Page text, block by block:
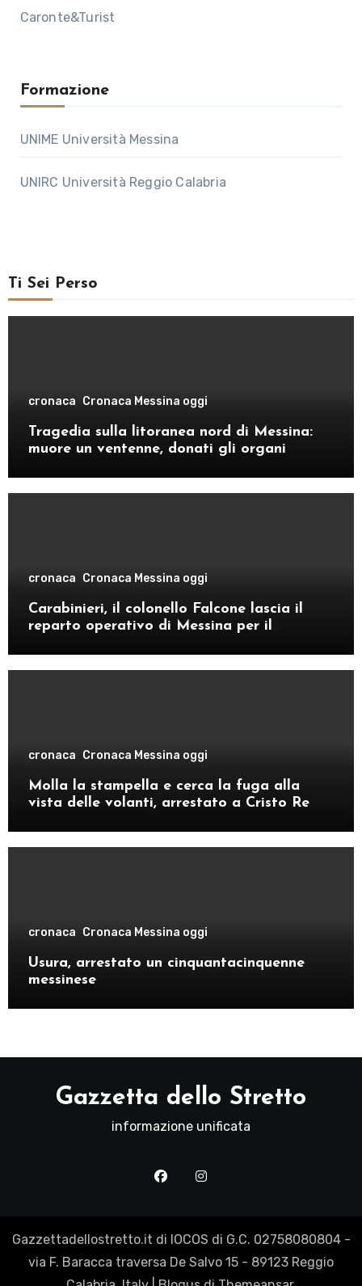
Caronte&Turist
Formazione
UNIME Università Messina
UNIRC Università Reggio Calabria
Ti Sei Perso
cronaca Cronaca Messina oggi
Tragedia sulla litoranea nord di Messina:
muore un ventenne, donati gli organi
cronaca Cronaca Messina oggi
Carabinieri, il colonello Falcone lascia il
reparto operativo di Messina per il
cronaca Cronaca Messina oggi
Molla la stampella e cerca la fuga alla
vista delle volanti, arrestato a Cristo Re
cronaca Cronaca Messina oggi
Usura, arrestato un cinquantacinquenne
messinese
Gazzetta dello Stretto
informazione unificata
Gazzettadellostretto.it di IOCOS di G.C. 02758080804 -
via F. Baracca traversa De Salvo 15 - 89123 Reggio